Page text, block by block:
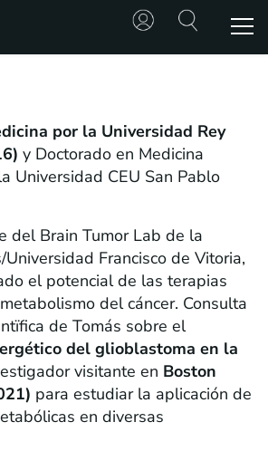
por la Universidad Rey
y Doctorado en Medicina
Universidad CEU San Pablo
del Brain Tumor Lab de la
Francisco de Vitoria,
el potencial de las terapias
del cáncer. Consulta
de Tomás sobre el
del glioblastoma en la
visitante en Boston
para estudiar la aplicación de
en diversas